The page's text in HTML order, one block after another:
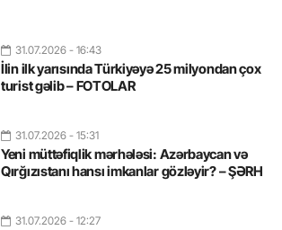
31.07.2026 - 16:43
İlin ilk yarısında Türkiyəyə 25 milyondan çox
turist gəlib – FOTOLAR
31.07.2026 - 15:31
Yeni müttəfiqlik mərhələsi: Azərbaycan və
Qırğızıstanı hansı imkanlar gözləyir? – ŞƏRH
31.07.2026 - 12:27